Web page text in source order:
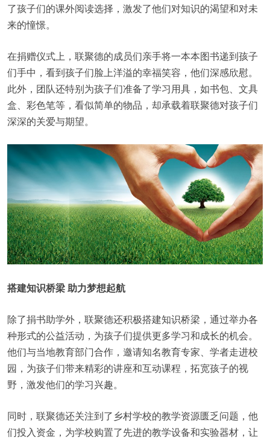
了孩子们的课外阅读选择，激发了他们对知识的渴望和对未
来的憧憬。
在捐赠仪式上，联聚德的成员们亲手将一本本图书递到孩子
们手中，看到孩子们脸上洋溢的幸福笑容，他们深感欣慰。
此外，团队还特别为孩子们准备了学习用具，如书包、文具
盒、彩色笔等，看似简单的物品，却承载着联聚德对孩子们
深深的关爱与期望。
搭建知识桥梁 助力梦想起航
除了捐书助学外，联聚德还积极搭建知识桥梁，通过举办各
种形式的公益活动，为孩子们提供更多学习和成长的机会。
他们与当地教育部门合作，邀请知名教育专家、学者走进校
园，为孩子们带来精彩的讲座和互动课程，拓宽孩子的视
野，激发他们的学习兴趣。
同时，联聚德还关注到了乡村学校的教学资源匮乏问题，他
们投入资金，为学校购置了先进的教学设备和实验器材，让